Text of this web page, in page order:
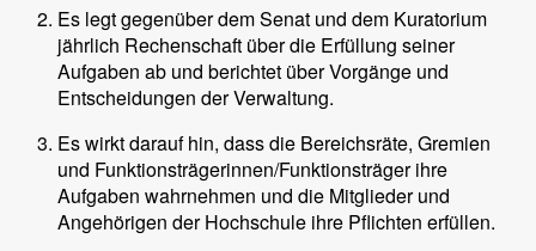
Es legt gegenüber dem Senat und dem Kuratorium
jährlich Rechenschaft über die Erfüllung seiner
Aufgaben ab und berichtet über Vorgänge und
Entscheidungen der Verwaltung.
Es wirkt darauf hin, dass die Bereichsräte, Gremien
und Funktionsträgerinnen/Funktionsträger ihre
Aufgaben wahrnehmen und die Mitglieder und
Angehörigen der Hochschule ihre Pflichten erfüllen.